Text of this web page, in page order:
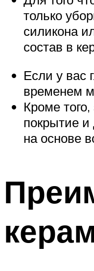
только
силикона
состав в
Если у вас
временем
Кроме
покрытие и
на основе